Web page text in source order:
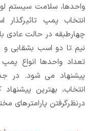
واحدها، سلامت سیستم
انتخاب پمپ
چهارطبقه در حالت عادی
نیم تا دو اسب بشقابی
تعداد واحدها انواع
پیشنهاد می شود. در
انتخاب، بهترین
درنظرگرفتن پارامترهای